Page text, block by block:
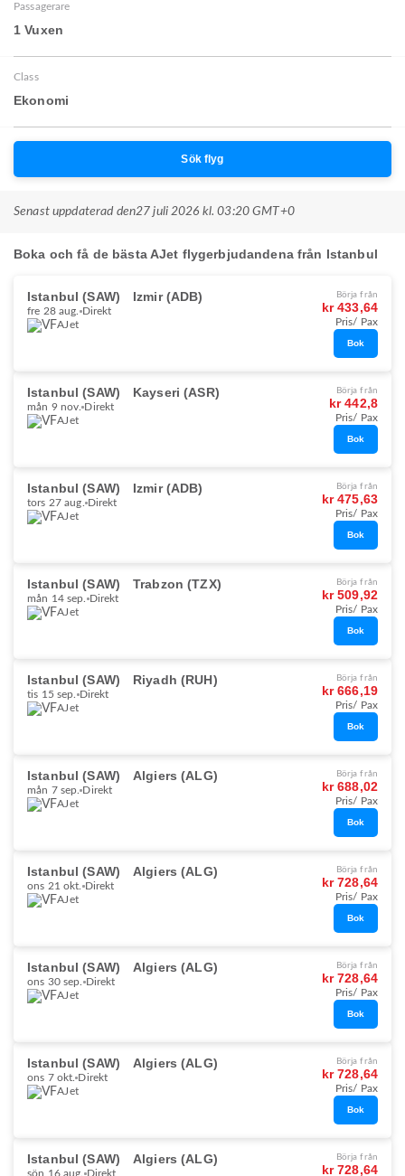
Passagerare
1 Vuxen
Class
Ekonomi
Sök flyg
Senast uppdaterad den27 juli 2026 kl. 03:20 GMT+0
Boka och få de bästa AJet flygerbjudandena från Istanbul
Istanbul (SAW) Izmir (ADB)
fre 28 aug. Direkt
AJet
Börja från
kr 433,64
Pris/ Pax
Bok
Istanbul (SAW) Kayseri (ASR)
mån 9 nov. Direkt
AJet
Börja från
kr 442,8
Pris/ Pax
Bok
Istanbul (SAW) Izmir (ADB)
tors 27 aug. Direkt
AJet
Börja från
kr 475,63
Pris/ Pax
Bok
Istanbul (SAW) Trabzon (TZX)
mån 14 sep. Direkt
AJet
Börja från
kr 509,92
Pris/ Pax
Bok
Istanbul (SAW) Riyadh (RUH)
tis 15 sep. Direkt
AJet
Börja från
kr 666,19
Pris/ Pax
Bok
Istanbul (SAW) Algiers (ALG)
mån 7 sep. Direkt
AJet
Börja från
kr 688,02
Pris/ Pax
Bok
Istanbul (SAW) Algiers (ALG)
ons 21 okt. Direkt
AJet
Börja från
kr 728,64
Pris/ Pax
Bok
Istanbul (SAW) Algiers (ALG)
ons 30 sep. Direkt
AJet
Börja från
kr 728,64
Pris/ Pax
Bok
Istanbul (SAW) Algiers (ALG)
ons 7 okt. Direkt
AJet
Börja från
kr 728,64
Pris/ Pax
Bok
Istanbul (SAW) Algiers (ALG)
sön 16 aug. Direkt
Börja från
kr 728,64